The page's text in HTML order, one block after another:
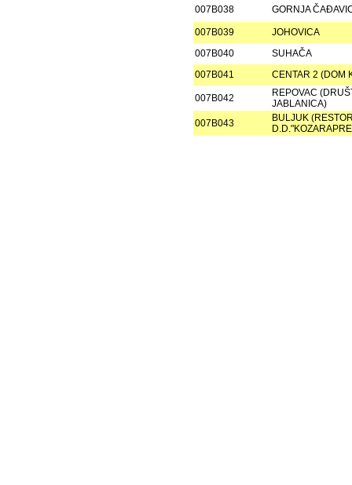
007B038 GORNJA
007B039
JOHOVICA
007B040
SUHAČA
007B041
CENTAR 2 (DOM
007B042
REPOVAC
JABLANICA)
007B043
BULJUK